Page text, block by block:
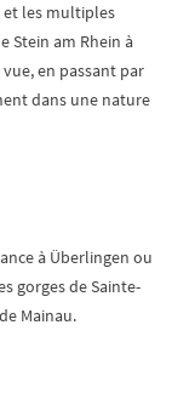
et les multiples
Stein am Rhein à
en passant par
dans une nature
à Überlingen ou
gorges de Sainte-
Mainau.